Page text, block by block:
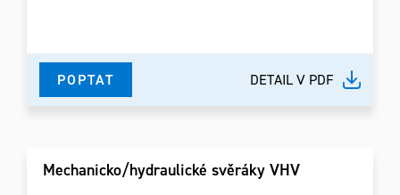
POPTAT DETAIL V PDF
Mechanicko/hydraulické svěráky VHV